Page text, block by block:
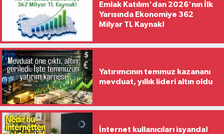
Emlak Katılım'dan 2026'nın İlk
Yarısında Ekonomiye 362
Milyar TL Kaynak!
Yatırımcının temmuz kazananı
mevduat, yıllık lideri altın oldu
İnternet kullanıcıları isyanda!